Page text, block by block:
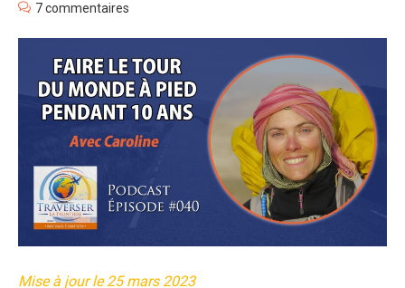
7 commentaires
Mise à jour le 25 mars 2023